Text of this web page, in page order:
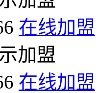
在线加盟
加盟
在线加盟